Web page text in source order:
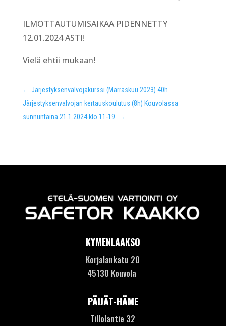
ILMOTTAUTUMISAIKAA PIDENNETTY
12.01.2024 ASTI!
Vielä ehtii mukaan!
← Järjestyksenvalvojakurssi (Marraskuu 2023) 40h
Järjestyksenvalvojan kertauskoulutus (8h) Kouvolassa
sunnuntaina 21.1.2024 klo 11-19. →
KYMENLAAKSO
Korjalankatu 20
45130 Kouvola
PÄIJÄT-HÄME
Tillolantie 32